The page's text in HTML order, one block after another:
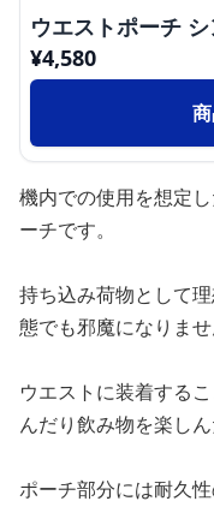
ウエストポーチ
¥4,580
機内での使用を想定
ーチです。
持ち込み荷物として
態でも邪魔になりませ
ウエストに装着する
んだり飲み物を楽し
ポーチ部分には耐久